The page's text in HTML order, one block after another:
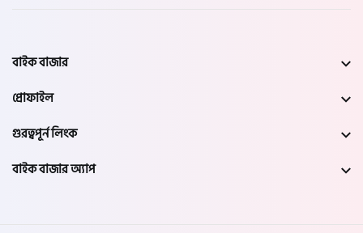
বাইক বাজার
প্রোফাইল
গুরত্বপূর্ন লিংক
বাইক বাজার অ্যাপ